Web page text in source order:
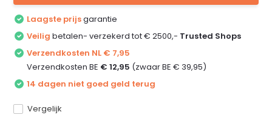
Laagste prijsgarantie
Veilig betalen- verzekerd tot € 2500,- Trusted Shops
Verzendkosten NL € 7,95
Verzendkosten BE € 12,95 (zwaar BE € 39,95)
14 dagen niet goed geld terug
Vergelijk